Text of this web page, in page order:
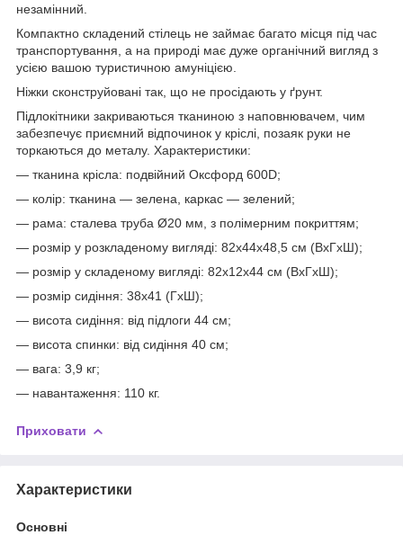
незамінний.
Компактно складений стілець не займає багато місця під час
транспортування, а на природі має дуже органічний вигляд з
усією вашою туристичною амуніцією.
Ніжки сконструйовані так, що не просідають у ґрунт.
Підлокітники закриваються тканиною з наповнювачем, чим
забезпечує приємний відпочинок у кріслі, позаяк руки не
торкаються до металу. Характеристики:
— тканина крісла: подвійний Оксфорд 600D;
— колір: тканина — зелена, каркас — зелений;
— рама: сталева труба Ø20 мм, з полімерним покриттям;
— розмір у розкладеному вигляді: 82х44х48,5 см (ВхГхШ);
— розмір у складеному вигляді: 82х12х44 см (ВхГхШ);
— розмір сидіння: 38х41 (ГхШ);
— висота сидіння: від підлоги 44 см;
— висота спинки: від сидіння 40 см;
— вага: 3,9 кг;
— навантаження: 110 кг.
Приховати
Характеристики
Основні